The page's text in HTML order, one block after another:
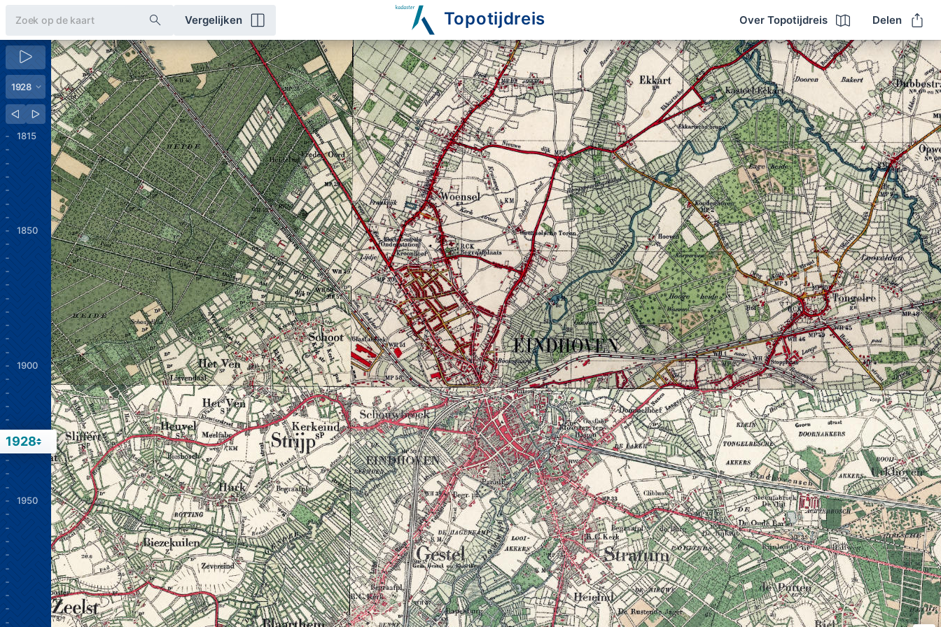
Vergelijken Topotijdreis Over Topotijdreis Delen
1928
1815
1850
1900
1950